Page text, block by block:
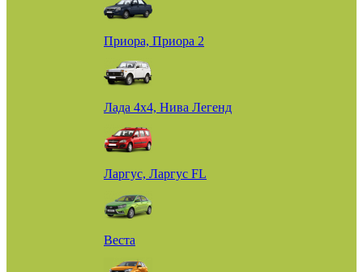
Приора, Приора 2
Лада 4х4, Нива Легенд
Ларгус, Ларгус FL
Веста